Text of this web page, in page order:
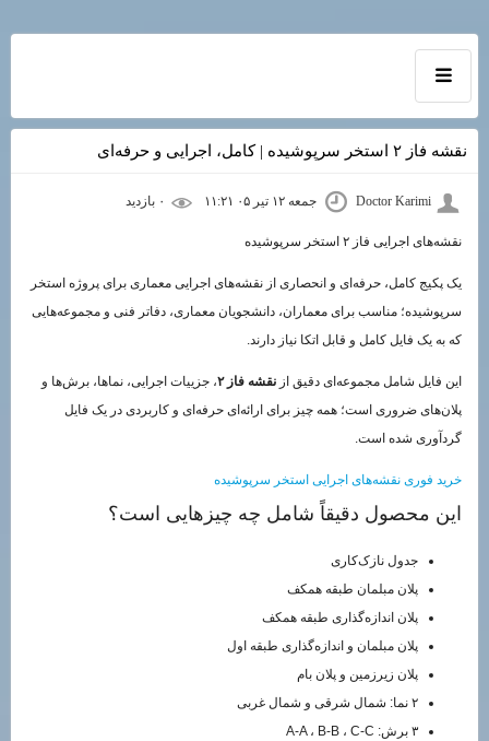
نقشه فاز ۲ استخر سرپوشیده | کامل، اجرایی و حرفه‌ای
Doctor Karimi جمعه ۱۲ تیر ۰۵ ۱۱:۲۱
نقشه‌های اجرایی فاز ۲ استخر سرپوشیده
یک پکیج کامل، حرفه‌ای و انحصاری از نقشه‌های اجرایی معماری برای پروژه استخر
سرپوشیده؛ مناسب برای معماران، دانشجویان معماری، دفاتر فنی و مجموعه‌هایی
که به یک فایل کامل و قابل اتکا نیاز دارند.
این فایل شامل مجموعه‌ای دقیق از نقشه فاز ۲ ، جزییات اجرایی، نماها، برش‌ها و
پلان‌های ضروری است؛ همه چیز برای ارائه‌ای حرفه‌ای و کاربردی در یک فایل
گردآوری شده است.
خرید فوری نقشه‌های اجرایی استخر سرپوشیده
این محصول دقیقاً شامل چه چیزهایی است؟
جدول نازک‌کاری
پلان مبلمان طبقه همکف
پلان اندازه‌گذاری طبقه همکف
پلان مبلمان و اندازه‌گذاری طبقه اول
پلان زیرزمین و پلان بام
۲ نما: شمال شرقی و شمال غربی
۳ برش: A-A ، B-B ، C-C